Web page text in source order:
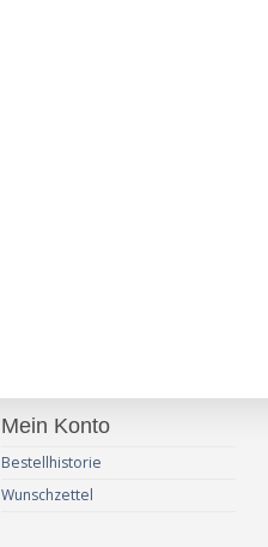
Mein Konto
Bestellhistorie
Wunschzettel